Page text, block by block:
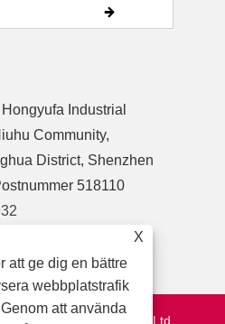
Industrial
Community,
District, Shenzhen
518110
YDR Connector Co.,Ltd.
X
att ge dig en bättre
webbplatstrafik
att använda